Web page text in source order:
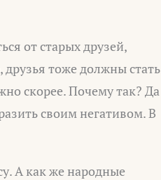
от старых друзей,
друзья тоже должны стать
скорее. Почему так? Да
своим негативом. В
А как же народные